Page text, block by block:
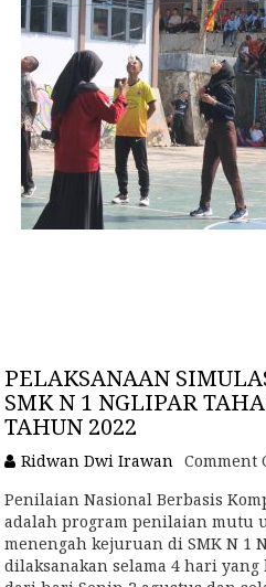
PELAKSANAAN
SMK N 1 NGLIPAR
TAHUN 2022
Ridwan Dwi Irawan Comment
Penilaian Nasional Berbasis
adalah program penilaian mutu
menengah kejuruan di SMK N 1
dilaksanakan selama 4 hari